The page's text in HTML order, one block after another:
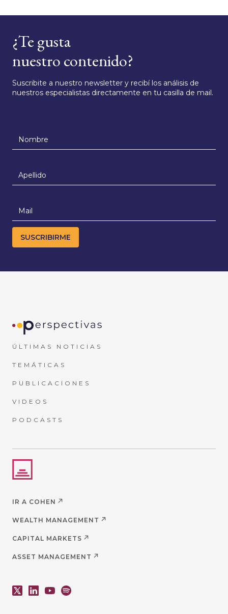
¿Te gusta
nuestro contenido?
Suscribite a nuestro newsletter y recibí los análisis de
nuestros especialistas directamente en tu casilla de mail.
ÚLTIMAS NOTICIAS
TEMÁTICAS
PUBLICACIONES
VIDEOS
PODCASTS
IR A COHEN
WEALTH MANAGEMENT
CAPITAL MARKETS
ASSET MANAGEMENT